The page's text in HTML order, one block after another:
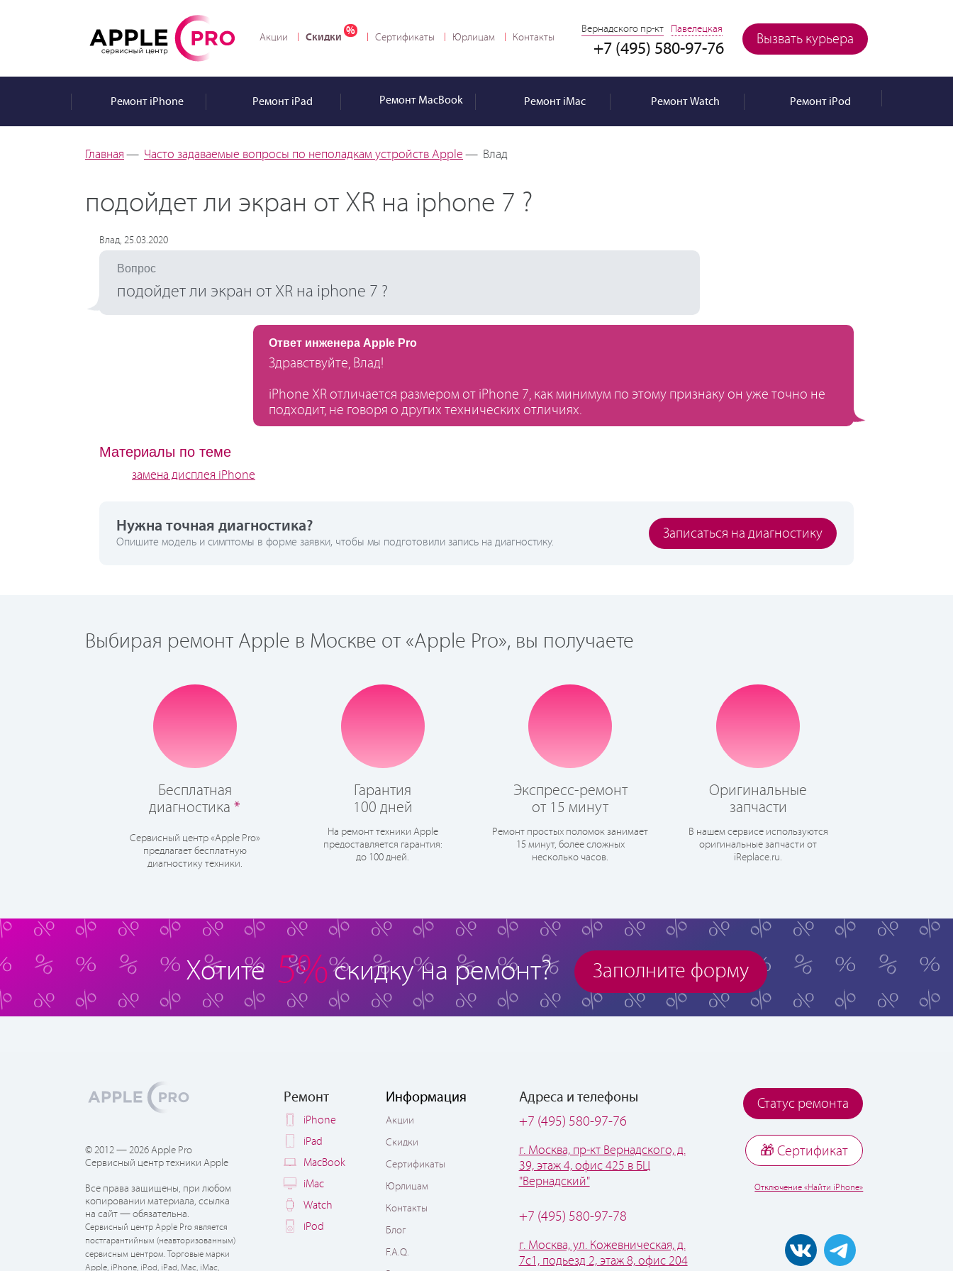
Вызвать курьера
Вернадского пр-кт Павелецкая
+7 (495) 580-97-76
Акции Скидки Сертификаты Юрлицам Контакты
РемонтiPhone РемонтiPad Ремонт MacBook РемонтiMac РемонтWatch РемонтiPod
Главная — Часто задаваемые вопросы по неполадкам устройств Apple — Влад
подойдет ли экран от XR на iphone 7 ?
Влад, 25.03.2020
Вопрос
подойдет ли экран от XR на iphone 7 ?
Ответ инженера Apple Pro
Здравствуйте, Влад!
iPhone XR отличается размером от iPhone 7, как минимум по этому признаку он уже точно не
подходит, не говоря о других технических отличиях.
Материалы по теме
замена дисплея iPhone
Нужна точная диагностика?
Опишите модель и симптомы в форме заявки, чтобы мы подготовили запись на диагностику.
Записаться на диагностику
Выбирая ремонт Apple в Москве от «Apple Pro», вы получаете
Бесплатная
диагностика*
Сервисный центр «Apple Pro»
предлагает бесплатную
диагностику техники.
Гарантия
100 дней
На ремонт техники Apple
предоставляется гарантия:
до 100 дней.
Экспресс-ремонт
от 15 минут
Ремонт простых поломок занимает
15 минут, более сложных
несколько часов.
Оригинальные
запчасти
В нашем сервисе используются
оригинальные запчасти от
iReplace.ru.
Хотите 5% скидку на ремонт? Заполните форму
© 2012 — 2026 Apple Pro
Сервисный центр техники Apple
Все права защищены, при любом
копировании материала, ссылка
на сайт — обязательна.
Сервисный центр Apple Pro является
постгарантийным (неавторизованным)
сервисным центром. Торговые марки
Apple, iPhone, iPod, iPad, Mac, iMac,
Ремонт
iPhone
iPad
MacBook
iMac
Watch
iPod
Информация
Акции
Скидки
Сертификаты
Юрлицам
Контакты
Блог
F.A.Q.
Адреса и телефоны
+7 (495) 580-97-76
г. Москва, пр-кт Вернадского, д.
39, этаж 4, офис 425 в БЦ
"Вернадский"
+7 (495) 580-97-78
г. Москва, ул. Кожевническая, д.
7с1, подьезд 2, этаж 8, офис 204
Статус ремонта
🎁 Cертификат
Отключение «Найти iPhone»